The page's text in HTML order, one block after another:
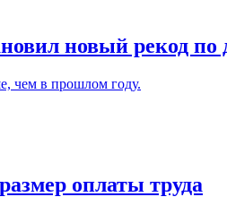
новый рекод по
чем в прошлом году.
оплаты труда